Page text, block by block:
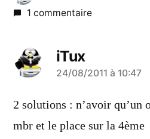
1 commentaire
iTux
a
dit :
24/08/2011 à 10:47
2 solutions : n’avoir qu’un
mbr et le place sur la 4ème